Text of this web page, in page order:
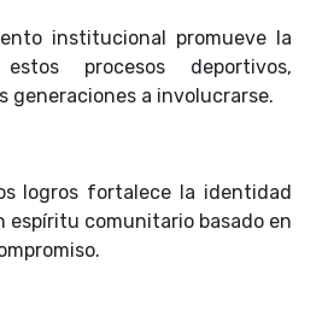
institucional promueve la
procesos deportivos,
generaciones a involucrarse.
logros fortalece la identidad
espíritu comunitario basado en